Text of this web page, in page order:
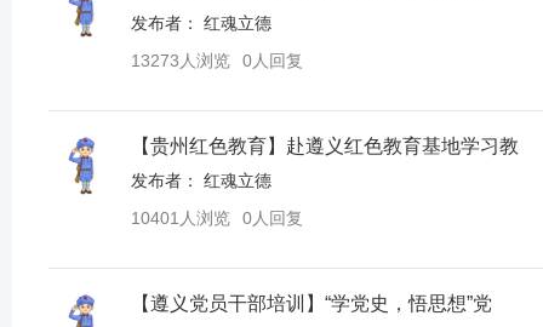
发布者：红魂立德
13273人浏览
0人回复
【贵州红色教育】赴遵义红色教育基地学习教
发布者：红魂立德
10401人浏览
0人回复
【遵义党员干部培训】“学党史，悟思想”党